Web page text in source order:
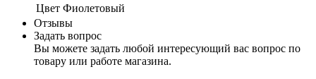
Цвет Фиолетовый
Отзывы
Задать вопрос
Вы можете задать любой интересующий вас вопрос по
товару или работе магазина.